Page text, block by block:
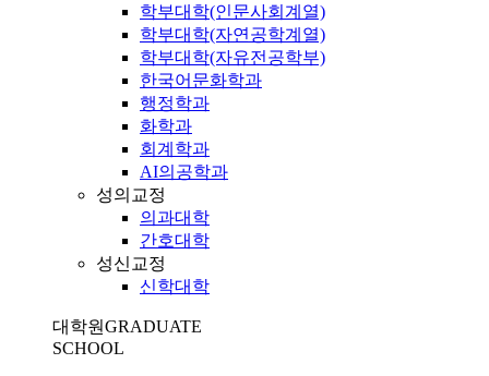
학부대학(인문사회계열)
학부대학(자연공학계열)
학부대학(자유전공학부)
한국어문화학과
행정학과
화학과
회계학과
AI의공학과
성의교정
의과대학
간호대학
성신교정
신학대학
대학원GRADUATE
SCHOOL